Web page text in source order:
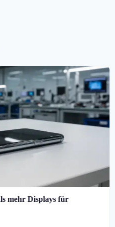
mehr Displays für